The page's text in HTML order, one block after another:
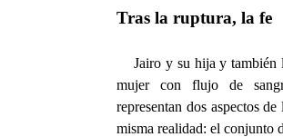
Tras la ruptura, la fe
Jairo y su hija y también
mujer con flujo de
representan dos aspectos de
misma realidad: el conjunto